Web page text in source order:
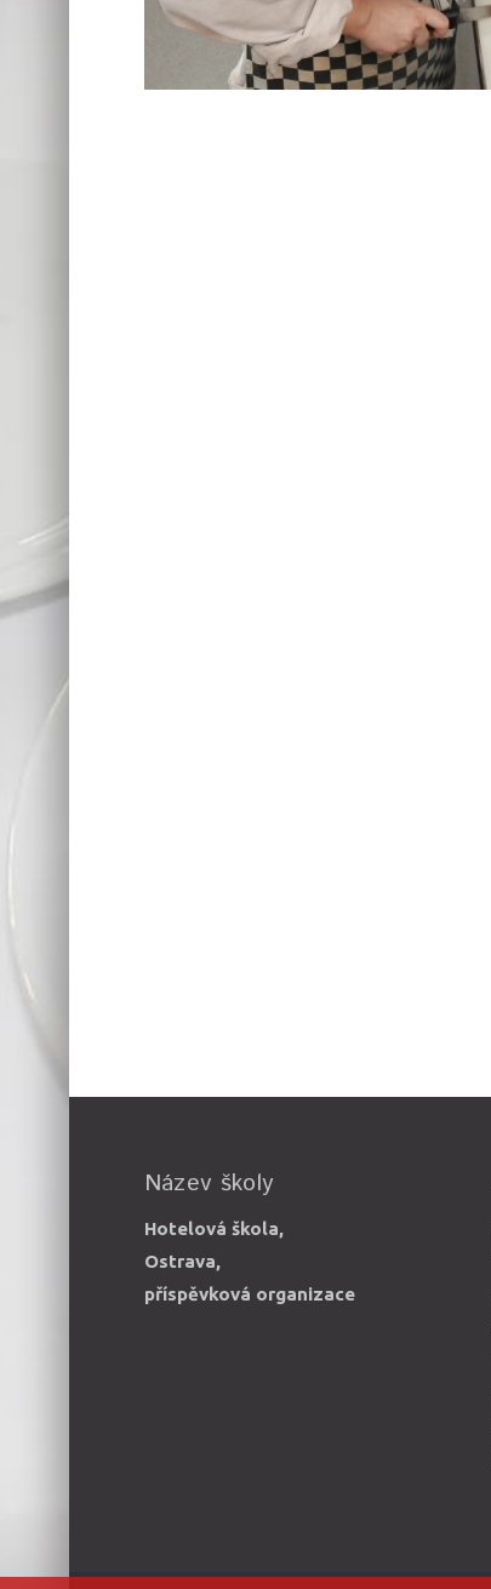
Název školy
Hotelová škola,
Ostrava,
příspěvková organizace